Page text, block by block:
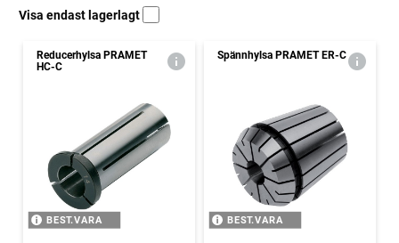
Visa endast lagerlagt
Reducerhylsa PRAMET
HC-C
BEST.VARA
Spännhylsa PRAMET ER-C
BEST.VARA